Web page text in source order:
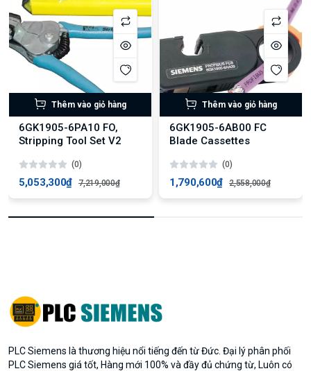
Thêm vào giỏ hàng
6GK1905-6PA10 FO,
Stripping Tool Set V2
(0)
5,053,300₫ 7,219,000₫
Thêm vào giỏ hàng
6GK1905-6AB00 FC
Blade Cassettes
(0)
1,790,600₫ 2,558,000₫
PLC Siemens là thương hiệu nổi tiếng đến từ Đức. Đại lý phân phối
PLC Siemens giá tốt, Hàng mới 100% và đầy đủ chứng từ, Luôn có